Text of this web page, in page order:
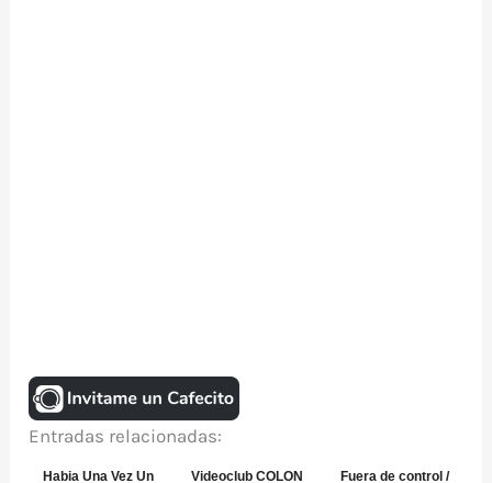
Entradas relacionadas:
Habia Una Vez Un
Videoclub COLON
Fuera de control /